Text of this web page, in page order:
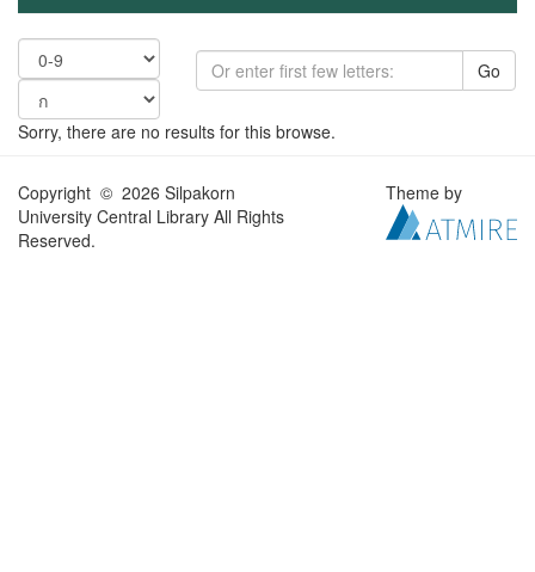
Go
Sorry, there are no results for this browse.
Copyright © 2026 Silpakorn
University Central Library All Rights
Reserved.
Theme by